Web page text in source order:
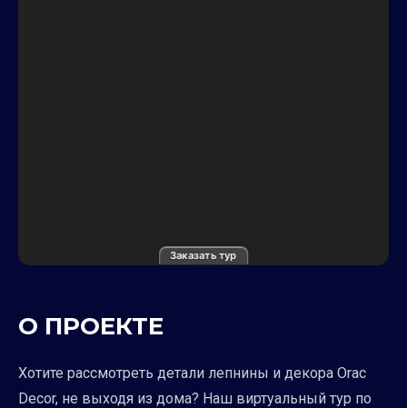
Заказать тур
О ПРОЕКТЕ
Хотите рассмотреть детали лепнины и декора Orac
Decor, не выходя из дома? Наш виртуальный тур по